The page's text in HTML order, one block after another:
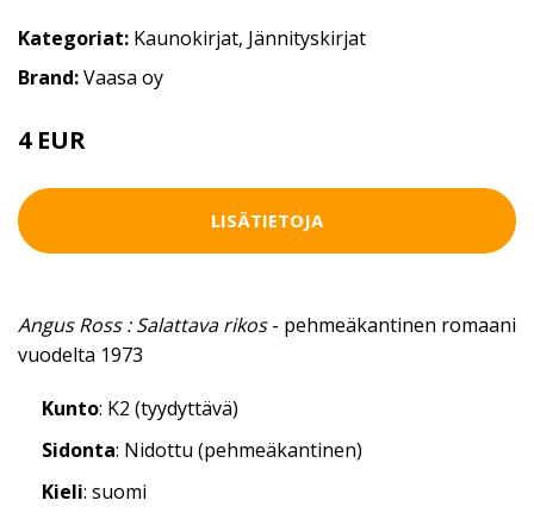
Kategoriat: Kaunokirjat, Jännityskirjat
Brand:Vaasa oy
4 EUR
LISÄTIETOJA
Angus Ross : Salattava rikos- pehmeäkantinen romaani
vuodelta 1973
Kunto: K2 (tyydyttävä)
Sidonta: Nidottu (pehmeäkantinen)
Kieli: suomi